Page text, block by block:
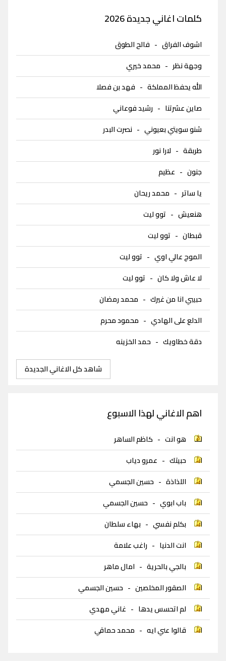
كلمات اغاني جديدة 2026
اشوف الفراق - فالح الطوق
وجهة نظر - محمد خيري
الله يحفظ المملكة - فهد بن فصلا
صاين عشرتنا - رشيد فوعاني
شنو سويتي بعيوني - نصرت البدر
طربقة - لارا نور
جنون - عظيم
يا ساتر - محمد ريحان
هنعيش - توو ليت
قبطان - توو ليت
الموج عالي اوي - توو ليت
لا عاش ولا كان - توو ليت
حبيبي انا من غيرك - محمد رمضان
الدلع على الهادي - محمود محرم
دقة خطاويك - حمد الخزينه
شاهد كل الاغاني الجديدة
اهم الاغاني لهذا الاسبوع
هو انت - كاظم الساهر
حبيتك - عمرو دياب
اللذاذة - حسين الجسمي
باب ابوي - حسين الجسمي
بكلم نفسي - بهاء سلطان
انت الدنيا - راغب علامة
بالجي بالحرية - امال ماهر
الصقور المخلصين - حسين الجسمي
لم اتحسس يدها - غاني مهدي
قالوا عني ايه - محمد حماقي